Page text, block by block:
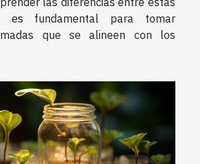
es fundamental para tomar
que se alineen con los